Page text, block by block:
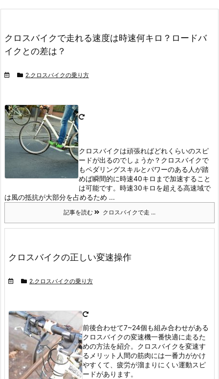
クロスバイクで走れる速度は時速何キロ？ロードバ
イクとの差は？
2.クロスバイクの乗り方
クロスバイクは頑張ればどれくらいのスピ
ードが出るのでしょうか？ クロスバイクで
もペダリングスキルとパワーのある人が踏
めば瞬間的に時速40キロまで加速すること
は可能です。 時速30キロを超える高速域で
は風の抵抗が大部分を占めるため ...
記事を読む クロスバイクで走 ...
クロスバイクの正しい変速操作
2.クロスバイクの乗り方
前後合わせて7~24個も組み合わせがある
クロスバイクの変速機一番快適に走るた
めの方法を紹介。 クロスバイクを変速す
るメリット 人間の筋肉には一番力がかけ
やすくて、疲労が溜まりにくい運動スピ
ードがあります。